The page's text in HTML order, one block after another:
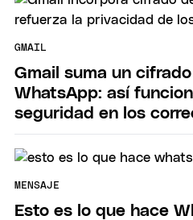
GMAIL
Gmail suma un
WhatsApp: así
seguridad en los
MENSAJE
Esto es lo que hace